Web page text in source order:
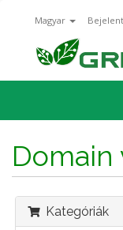
Magyar
Domain
Kategóriák